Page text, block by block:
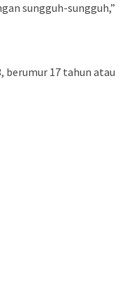
sungguh-sungguh,”
berumur 17 tahun atau